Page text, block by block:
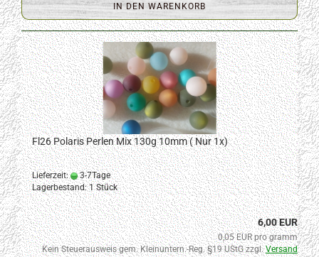
IN DEN WARENKORB
Fl26 Polaris Perlen Mix 130g 10mm ( Nur 1x)
Lieferzeit:
3-7Tage
Lagerbestand: 1 Stück
6,00 EUR
0,05 EUR pro gramm
Kein Steuerausweis gem. Kleinuntern.-Reg. §19 UStG zzgl.Versand